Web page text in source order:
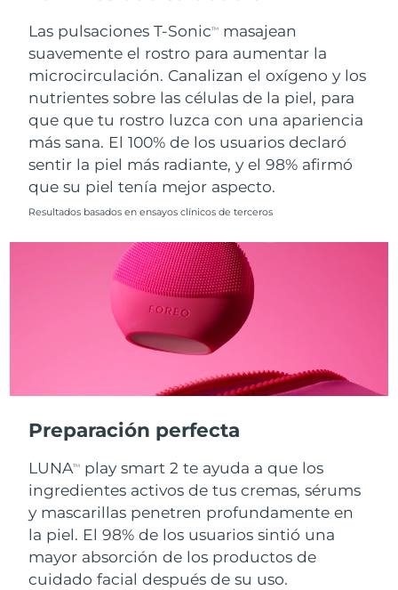
Las pulsaciones T-SonicTM
masajean
suavemente el rostro para aumentar la
microcirculación. Canalizan el oxígeno y los
nutrientes sobre las células de la piel, para
que que tu rostro luzca con una apariencia
más sana. El 100% de los usuarios declaró
sentir la piel más radiante, y el 98% afirmó
que su piel tenía mejor aspecto.
Resultados basados en ensayos clínicos de terceros
Preparación perfecta
LUNATM
play smart 2 te ayuda a que los
ingredientes activos de tus cremas, sérums
y mascarillas penetren profundamente en
la piel. El 98% de los usuarios sintió una
mayor absorción de los productos de
cuidado facial después de su uso.
Eslovaquia Entrega prevista8/10/26
Eslovenia Entrega prevista8/10/26
Sudáfrica Entrega prevista8/18/26
Corea del Sur Entrega prevista
Entrega prevista
Entrega prevista
Entrega prevista8/14/26
Turquía Entrega prevista
Emiratos Árabes
Unidos
Entrega prevista
Reino Unido Entrega prevista8/10/26
Estados Unidos Entrega prevista